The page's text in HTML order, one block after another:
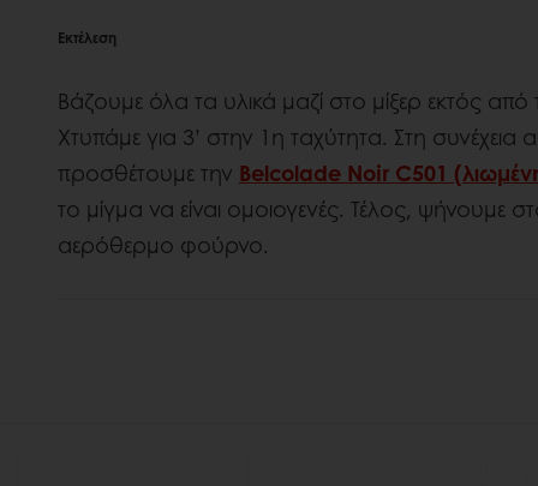
Εκτέλεση
Βάζουμε όλα τα υλικά μαζί στο μίξερ εκτός
Χτυπάμε για 3’ στην 1η ταχύτητα. Στη
προσθέτουμε την Belcolade Noir C501
το μίγμα να είναι ομοιογενές. Τέλος, ψήνουμε
αερόθερμο φούρνο.